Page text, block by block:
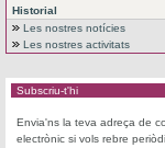
Historial
Les nostres notícies
Les nostres activitats
Subscriu-t'hi
Envia'ns la teva adreça de
electrònic si vols rebre